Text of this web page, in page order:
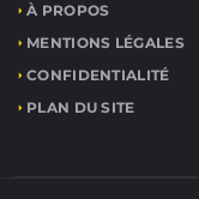
À PROPOS
MENTIONS LÉGALES
CONFIDENTIALITÉ
PLAN DU SITE